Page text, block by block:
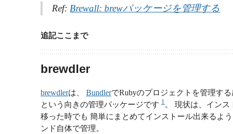
Ref: Brewall: brewパッケージを管理する
追記ここまで
brewdler
brewdlerは、 BundlerでRubyのプロジェクトを管理する
という向きの管理パッケージです 1 。 現状は、イン
移った時でも 簡単にまとめてインストール出来るよ
ンド自体で管理。